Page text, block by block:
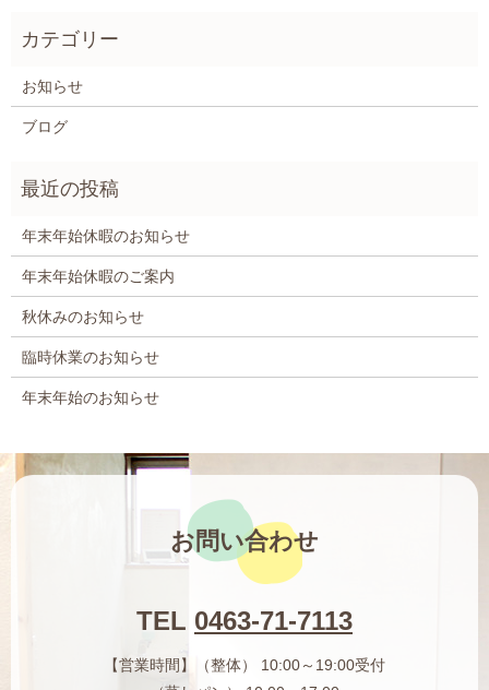
お知らせ
ブログ
年末年始休暇のお知らせ
年末年始休暇のご案内
秋休みのお知らせ
臨時休業のお知らせ
年末年始のお知らせ
お問い合わせ
TEL 0463-71-7113
【営業時間】（整体） 10:00～19:00受付